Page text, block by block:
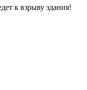
к взрыву здания!